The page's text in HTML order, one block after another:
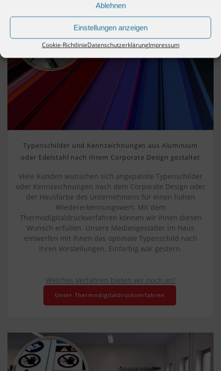
Ablehnen
Einstellungen anzeigen
Cookie-RichtlinieDatenschutzerklärungImpressum
Typenschilder und Kennzeichnungen aus Aluminium
oder Edelstahl nach Ihrem Corporate Design gestaltet
Viele Kunden wünschen sich angepasste Typenschilder
oder Kennzeichnungen nach dem Corporate Design oder
der Hausfarbe des Unternehmens für einen hohen
Wiedererkennungswert. Mit dem
Thermodigitaldruckverfahren können wir Ihnen diesen
Wunsch erfüllen. Unsere Mediengestalter im Haus
entwerfen mit Ihnen das optimale Typenschild nach
Ihren Vorstellungen. Einfarbig war gestern.
Welches Verfahren bieten wir noch an?
Unser Thermodigitaldruckverfahren